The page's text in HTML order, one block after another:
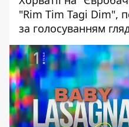
"Rim Tim Tagi Dim",
за голосуванням